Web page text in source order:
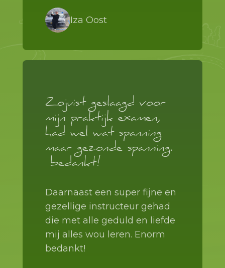
Iza Oost
Zojuist geslaagd voor
mijn praktijk examen,
had wel wat spanning
maar gezonde spanning.
bedankt!
Daarnaast een super fijne en
gezellige instructeur gehad
die met alle geduld en liefde
mij alles wou leren. Enorm
bedankt!